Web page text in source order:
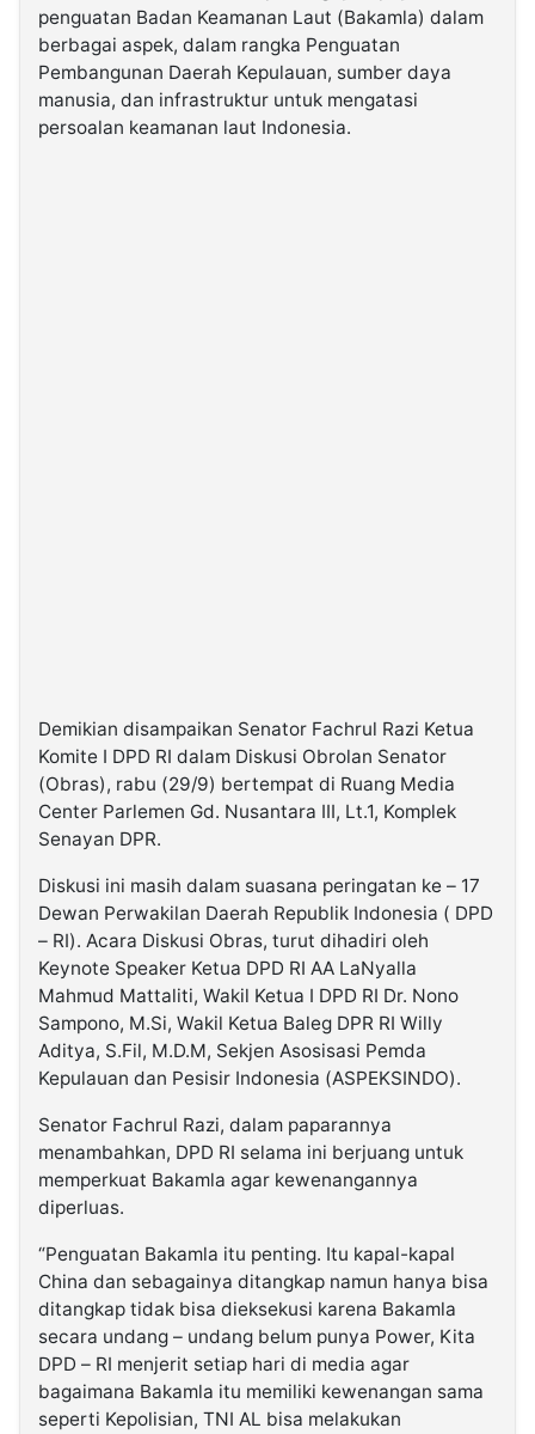
Kabarbaru.co
2026
penguatan Badan Keamanan Laut (Bakamla) dalam
berbagai aspek, dalam rangka Penguatan
Pembangunan Daerah Kepulauan, sumber daya
manusia, dan infrastruktur untuk mengatasi
persoalan keamanan laut Indonesia.
Demikian disampaikan Senator Fachrul Razi Ketua
Komite I DPD RI dalam Diskusi Obrolan Senator
(Obras), rabu (29/9) bertempat di Ruang Media
Center Parlemen Gd. Nusantara III, Lt.1, Komplek
Senayan DPR.
Diskusi ini masih dalam suasana peringatan ke – 17
Dewan Perwakilan Daerah Republik Indonesia ( DPD
– RI). Acara Diskusi Obras, turut dihadiri oleh
Keynote Speaker Ketua DPD RI AA LaNyalla
Mahmud Mattaliti, Wakil Ketua I DPD RI Dr. Nono
Sampono, M.Si, Wakil Ketua Baleg DPR RI Willy
Aditya, S.Fil, M.D.M, Sekjen Asosisasi Pemda
Kepulauan dan Pesisir Indonesia (ASPEKSINDO).
Senator Fachrul Razi, dalam paparannya
menambahkan, DPD RI selama ini berjuang untuk
memperkuat Bakamla agar kewenangannya
diperluas.
“Penguatan Bakamla itu penting. Itu kapal-kapal
China dan sebagainya ditangkap namun hanya bisa
ditangkap tidak bisa dieksekusi karena Bakamla
secara undang – undang belum punya Power, Kita
DPD – RI menjerit setiap hari di media agar
bagaimana Bakamla itu memiliki kewenangan sama
seperti Kepolisian, TNI AL bisa melakukan